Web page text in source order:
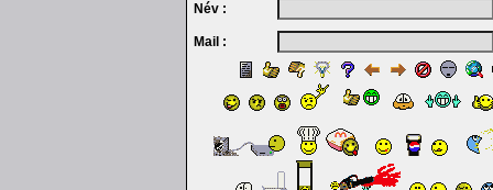
Név :
Mail :